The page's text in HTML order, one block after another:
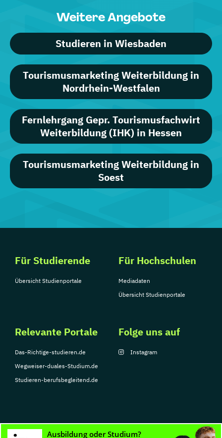
Weitere Angebote
Studieren in Wiesbaden
Tourismusmarketing Weiterbildung in
Nordrhein-Westfalen
Fernlehrgang Gepr. Tourismusfachwirt
Weiterbildung (IHK) in Hessen
Tourismusmarketing Weiterbildung in
Soest
Für Studierende
Übersicht Studienportale
Für Hochschulen
Mediadaten
Übersicht Studienportale
Relevante Portale
Das-Richtige-studieren.de
Wegweiser-duales-Studium.de
Studieren-berufsbegleitend.de
Folge uns auf
Instagram